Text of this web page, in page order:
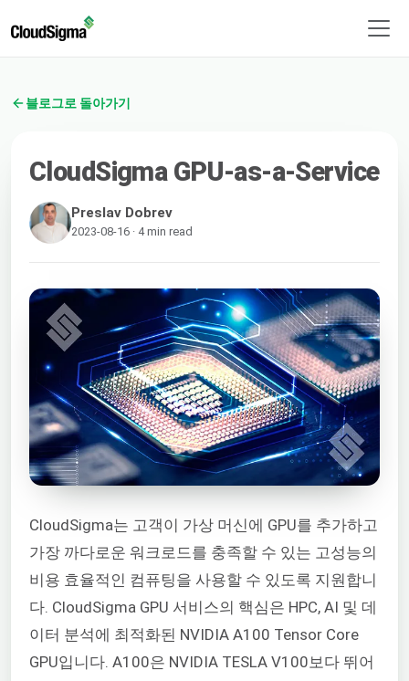
블로그로 돌아가기
CloudSigma GPU-as-a-Service
Preslav Dobrev
2023-08-16 · 4 min read
CloudSigma는 고객이 가상 머신에 GPU를 추가하고
가장 까다로운 워크로드를 충족할 수 있는 고성능의
비용 효율적인 컴퓨팅을 사용할 수 있도록 지원합니
다. CloudSigma GPU 서비스의 핵심은 HPC, AI 및 데
이터 분석에 최적화된 NVIDIA A100 Tensor Core
GPU입니다. A100은 NVIDIA TESLA V100보다 뛰어